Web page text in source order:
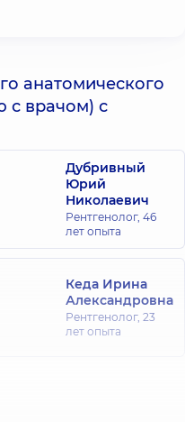
анатомического
с врачом) с
Дубривный
Юрий
Николаевич
Рентгенолог, 46
лет опыта
Кеда Ирина
Александровна
Рентгенолог, 23
лет опыта